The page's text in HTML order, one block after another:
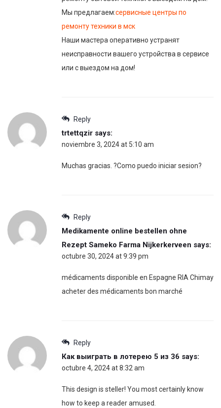
Мы предлагаем:сервисные центры по
ремонту техники в мск
Наши мастера оперативно устранят
неисправности вашего устройства в сервисе
или с выездом на дом!
Reply
trtettqzir says:
noviembre 3, 2024 at 5:10 am
Muchas gracias. ?Como puedo iniciar sesion?
Reply
Medikamente online bestellen ohne
Rezept Sameko Farma Nijkerkerveen says:
octubre 30, 2024 at 9:39 pm
médicaments disponible en Espagne RIA Chimay
acheter des médicaments bon marché
Reply
Как выиграть в лотерею 5 из 36 says:
octubre 4, 2024 at 8:32 am
This design is steller! You most certainly know
how to keep a reader amused.